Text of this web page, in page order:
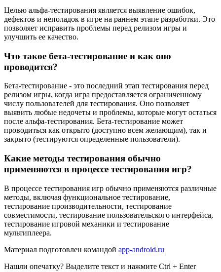
Целью альфа-тестирования является выявление ошибок,
дефектов и неполадок в игре на раннем этапе разработки. Это
позволяет исправить проблемы перед релизом игры и
улучшить ее качество.
Что такое бета-тестирование и как оно
проводится?
Бета-тестирование - это последний этап тестирования перед
релизом игры, когда игра предоставляется ограниченному
числу пользователей для тестирования. Оно позволяет
выявить любые недочеты и проблемы, которые могут остаться
после альфа-тестирования. Бета-тестирование может
проводиться как открыто (доступно всем желающим), так и
закрыто (тестируются определенные пользователи).
Какие методы тестирования обычно
применяются в процессе тестирования игр?
В процессе тестирования игр обычно применяются различные
методы, включая функциональное тестирование,
тестирование производительности, тестирование
совместимости, тестирование пользовательского интерфейса,
тестирование игровой механики и тестирование
мультиплеера.
Материал подготовлен командой app-android.ru
Нашли опечатку? Выделите текст и нажмите Ctrl + Enter